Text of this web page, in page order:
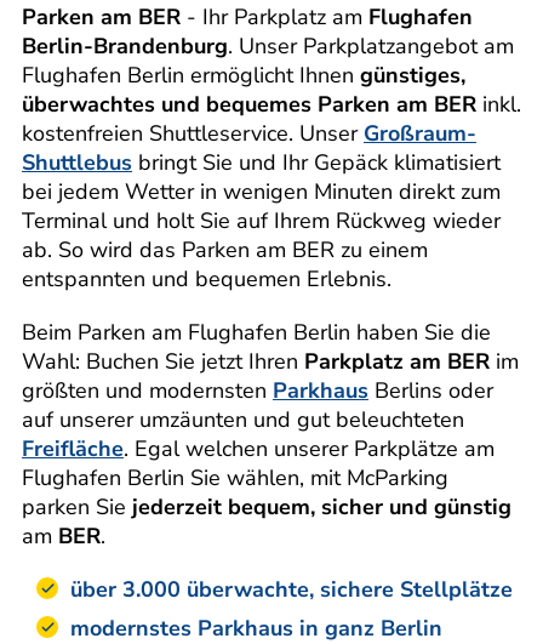
Parken am BER - Ihr Parkplatz am Flughafen
Berlin-Brandenburg. Unser Parkplatzangebot am
Flughafen Berlin ermöglicht Ihnen günstiges,
überwachtes und bequemes Parken am BER inkl.
kostenfreien Shuttleservice. Unser Großraum-
Shuttlebus bringt Sie und Ihr Gepäck klimatisiert
bei jedem Wetter in wenigen Minuten direkt zum
Terminal und holt Sie auf Ihrem Rückweg wieder
ab. So wird das Parken am BER zu einem
entspannten und bequemen Erlebnis.
Beim Parken am Flughafen Berlin haben Sie die
Wahl: Buchen Sie jetzt Ihren Parkplatz am BER im
größten und modernsten Parkhaus Berlins oder
auf unserer umzäunten und gut beleuchteten
Freifläche. Egal welchen unserer Parkplätze am
Flughafen Berlin Sie wählen, mit McParking
parken Sie jederzeit bequem, sicher und günstig
am BER.
über 3.000 überwachte, sichere Stellplätze
modernstes Parkhaus in ganz Berlin